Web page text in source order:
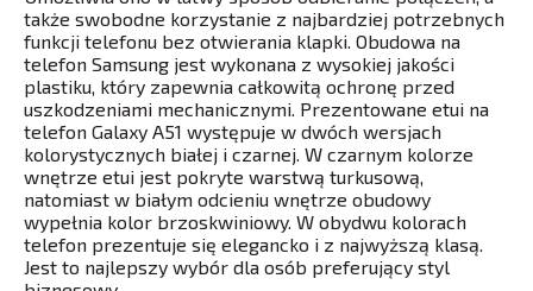
także swobodne korzystanie z najbardziej potrzebnych
funkcji telefonu bez otwierania klapki. Obudowa na
telefon Samsung jest wykonana z wysokiej jakości
plastiku, który zapewnia całkowitą ochronę przed
uszkodzeniami mechanicznymi. Prezentowane etui na
telefon Galaxy A51 występuje w dwóch wersjach
kolorystycznych białej i czarnej. W czarnym kolorze
wnętrze etui jest pokryte warstwą turkusową,
natomiast w białym odcieniu wnętrze obudowy
wypełnia kolor brzoskwiniowy. W obydwu kolorach
telefon prezentuje się elegancko i z najwyższą klasą.
Jest to najlepszy wybór dla osób preferujący styl